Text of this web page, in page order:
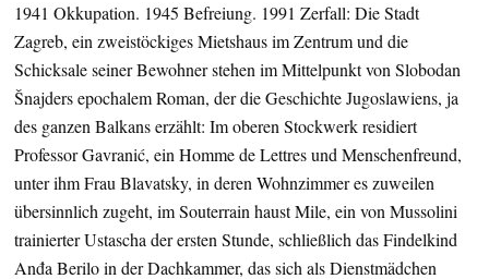
1941 Okkupation. 1945 Befreiung. 1991 Zerfall: Die Stadt
Zagreb, ein zweistöckiges Mietshaus im Zentrum und die
Schicksale seiner Bewohner stehen im Mittelpunkt von Slobodan
Šnajders epochalem Roman, der die Geschichte Jugoslawiens, ja
des ganzen Balkans erzählt: Im oberen Stockwerk residiert
Professor Gavranić, ein Homme de Lettres und Menschenfreund,
unter ihm Frau Blavatsky, in deren Wohnzimmer es zuweilen
übersinnlich zugeht, im Souterrain haust Mile, ein von Mussolini
trainierter Ustascha der ersten Stunde, schließlich das Findelkind
Anđa Berilo in der Dachkammer, das sich als Dienstmädchen